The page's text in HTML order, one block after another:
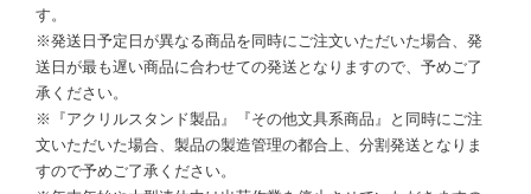
す。
※発送日予定日が異なる商品を同時にご注文いただいた場合、発
送日が最も遅い商品に合わせての発送となりますので、予めご了
承ください。
※『アクリルスタンド製品』『その他文具系商品』と同時にご注
文いただいた場合、製品の製造管理の都合上、分割発送となりま
すので予めご了承ください。